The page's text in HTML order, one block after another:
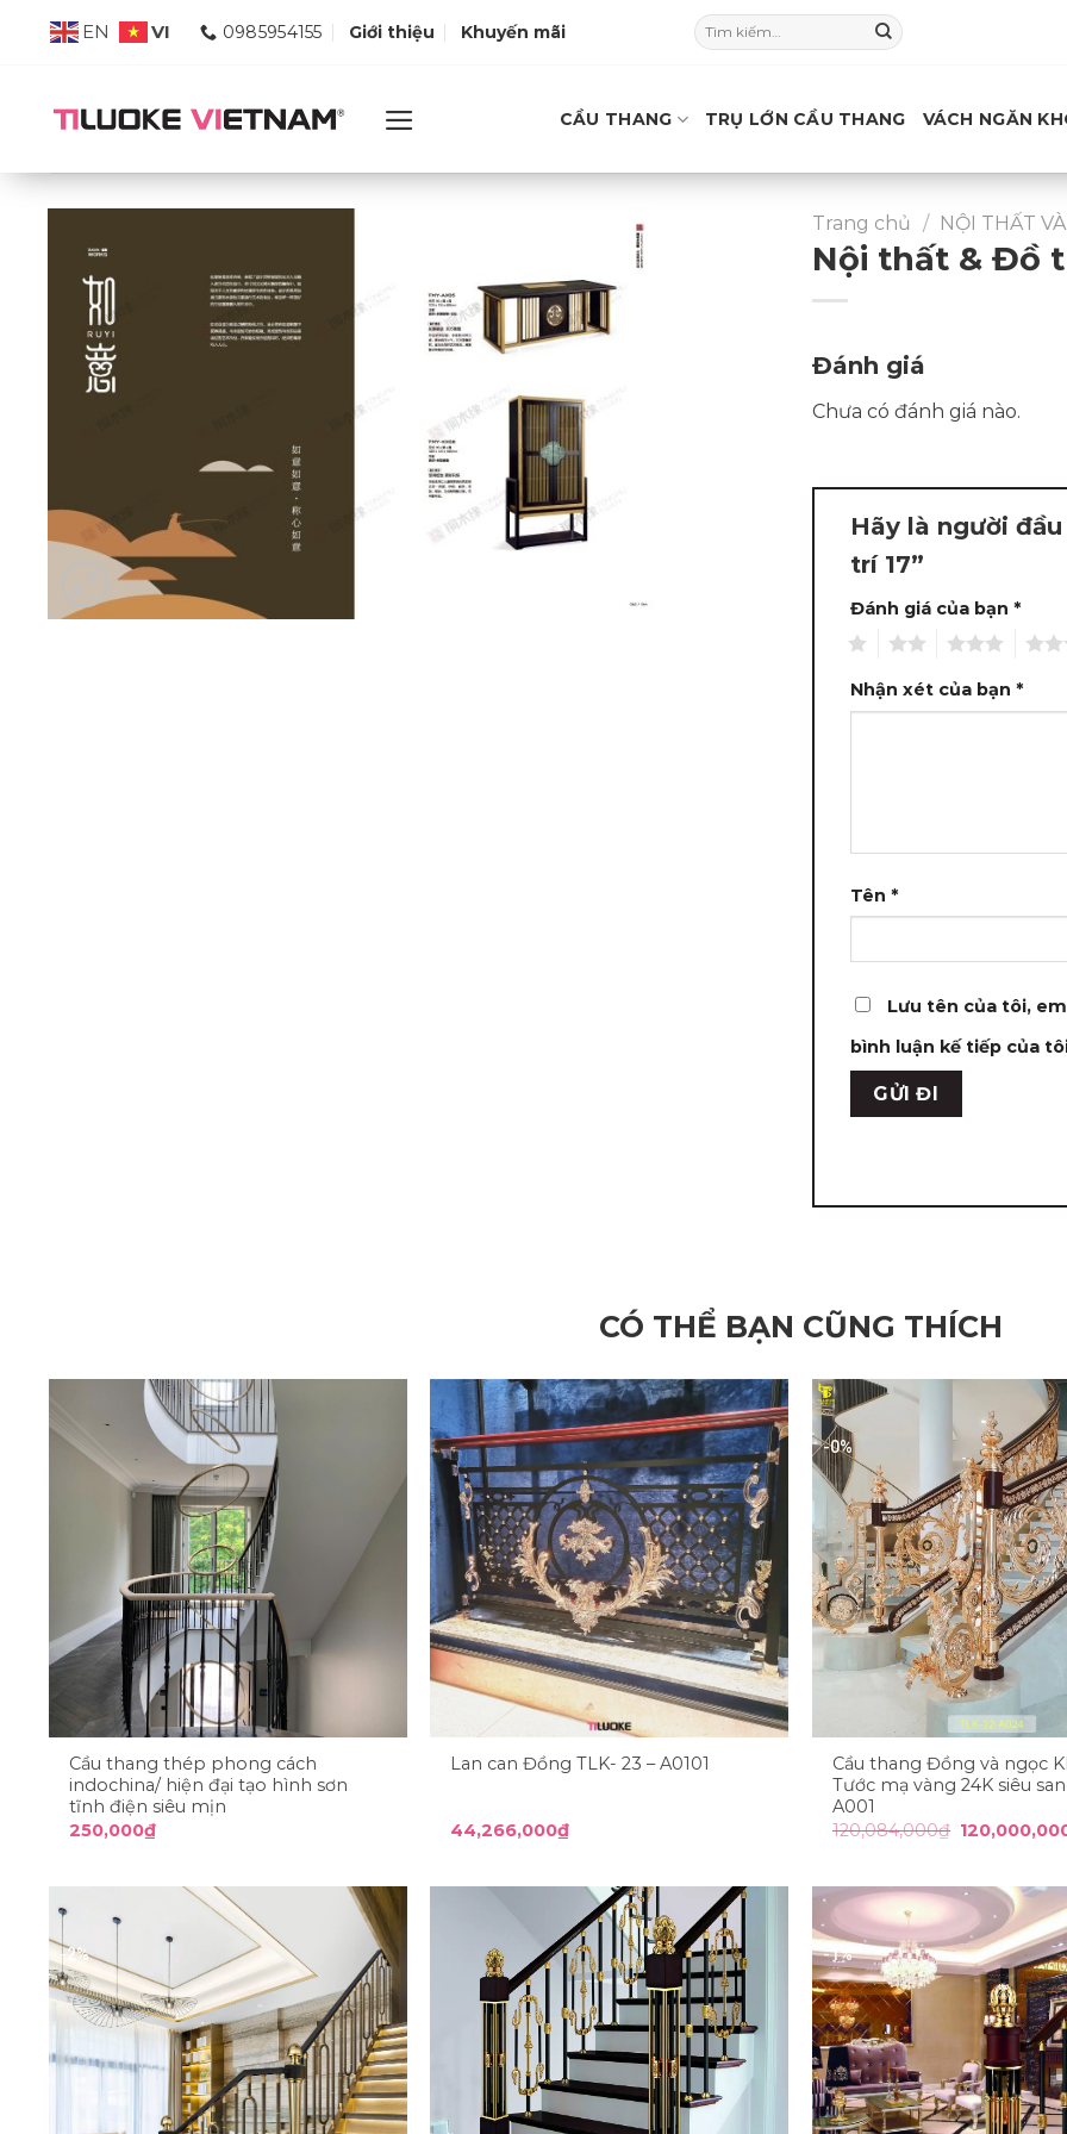
EN VI 0985954155 Giới thiệu Khuyến mãi
Tìm
kiếm:
CẦU THANG TRỤ LỚN CẦU THANG VÁCH NGĂN
Trang chủ / NỘI THẤT
Nội thất & Đồ
Đánh giá
Chưa có đánh giá nào.
Hãy là người
trí 17”
Đánh giá của bạn *
Nhận xét của bạn *
Tên *
Lưu tên của tôi,
bình luận kế tiếp của
CÓ THỂ BẠN CŨNG THÍCH
Cầu thang thép phong cách
indochina/ hiện đại tạo hình sơn
tĩnh điện siêu mịn
250,000₫
Lan can Đồng TLK- 23 – A0101
44,266,000₫
-0%
Cầu thang Đồng và ngọc
Tước mạ vàng 24K siêu
A001
120,084,000₫ Giá
-2% -1%